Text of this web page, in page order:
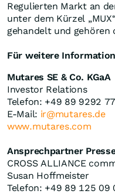
Regulierten Markt an
unter dem Kürzel
gehandelt und gehören
Für weitere
Mutares SE & Co. KGaA
Investor Relations
Telefon: +49 89 9292
E-Mail: ir@mutares.de
www.mutares.com
Ansprechpartner
CROSS ALLIANCE
Susan Hoffmeister
Telefon: +49 89 125 09